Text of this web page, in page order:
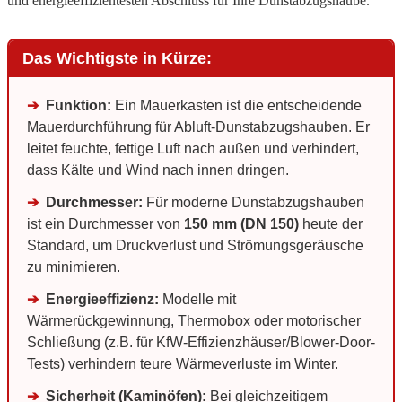
Das Wichtigste in Kürze:
➔ Funktion: Ein Mauerkasten ist die entscheidende
Mauerdurchführung für Abluft-Dunstabzugshauben. Er
leitet feuchte, fettige Luft nach außen und verhindert,
dass Kälte und Wind nach innen dringen.
➔ Durchmesser: Für moderne Dunstabzugshauben
ist ein Durchmesser von 150 mm (DN 150) heute der
Standard, um Druckverlust und Strömungsgeräusche
zu minimieren.
➔ Energieeffizienz: Modelle mit
Wärmerückgewinnung, Thermobox oder motorischer
Schließung (z.B. für KfW-Effizienzhäuser/Blower-Door-
Tests) verhindern teure Wärmeverluste im Winter.
➔ Sicherheit (Kaminöfen): Bei gleichzeitigem